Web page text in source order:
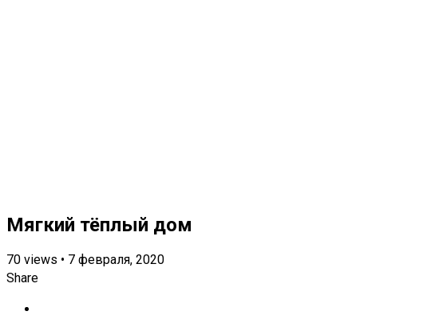
Мягкий тёплый дом
70 views • 7 февраля, 2020
Share